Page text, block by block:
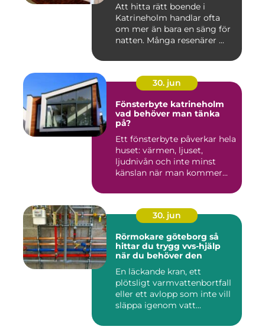
Att hitta rätt boende i
Katrineholm handlar ofta
om mer än bara en säng för
natten. Många resenärer ...
30. jun
Fönsterbyte katrineholm
vad behöver man tänka
på?
Ett fönsterbyte påverkar hela
huset: värmen, ljuset,
ljudnivån och inte minst
känslan när man kommer...
30. jun
Rörmokare göteborg så
hittar du trygg vvs-hjälp
när du behöver den
En läckande kran, ett
plötsligt varmvattenbortfall
eller ett avlopp som inte vill
släppa igenom vatt...